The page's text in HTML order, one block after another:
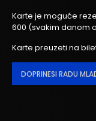
Karte je moguće
600 (svakim danom
Karte preuzeti na
DOPRINESI RADU